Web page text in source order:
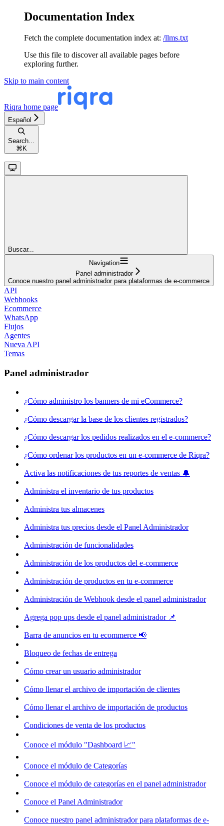
Documentation Index
Fetch the complete documentation index at: /llms.txt
Use this file to discover all available pages before
exploring further.
Skip to main content
Riqra home page
Español
Search...
⌘ K
Buscar...
Navigation
Panel administrador
Conoce nuestro panel administrador para plataformas de e-commerce
API
Webhooks
Ecommerce
WhatsApp
Flujos
Agentes
Nueva API
Temas
Panel administrador
¿Cómo administro los banners de mi eCommerce?
¿Cómo descargar la base de los clientes registrados?
¿Cómo descargar los pedidos realizados en el e-commerce?
¿Cómo ordenar los productos en un e-commerce de Riqra?
Activa las notificaciones de tus reportes de ventas 🔔
Administra el inventario de tus productos
Administra tus almacenes
Administra tus precios desde el Panel Administrador
Administración de funcionalidades
Administración de los productos del e-commerce
Administración de productos en tu e-commerce
Administración de Webhook desde el panel administrador
Agrega pop ups desde el panel administrador 📌
Barra de anuncios en tu ecommerce 📢
Bloqueo de fechas de entrega
Cómo crear un usuario administrador
Cómo llenar el archivo de importación de clientes
Cómo llenar el archivo de importación de productos
Condiciones de venta de los productos
Conoce el módulo "Dashboard 📈"
Conoce el módulo de Categorías
Conoce el módulo de categorías en el panel administrador
Conoce el Panel Administrador
Conoce nuestro panel administrador para plataformas de e-